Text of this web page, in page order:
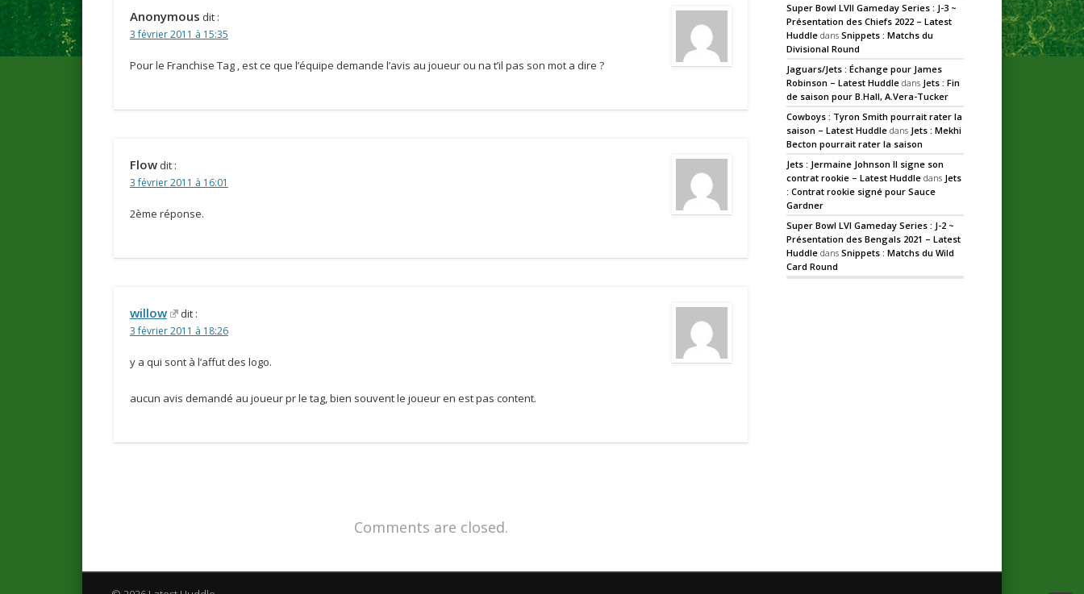
Anonymous dit :
3 février 2011 à 15:35
Pour le Franchise Tag , est ce que l’équipe demande l’avis au joueur ou na t’il pas son mot a dire ?
Flow dit :
3 février 2011 à 16:01
2ème réponse.
willow dit :
3 février 2011 à 18:26
y a qui sont à l’affut des logo.
aucun avis demandé au joueur pr le tag, bien souvent le joueur en est pas content.
Comments are closed.
Super Bowl LVII Gameday Series : J-3 ~
Présentation des Chiefs 2022 – Latest
Huddle dansSnippets : Matchs du
Divisional Round
Jaguars/Jets : Échange pour James
Robinson – Latest Huddle dans Jets : Fin
de saison pour B.Hall, A.Vera-Tucker
Cowboys : Tyron Smith pourrait rater la
saison – Latest Huddle dans Jets : Mekhi
Becton pourrait rater la saison
Jets : Jermaine Johnson II signe son
contrat rookie – Latest Huddle dans Jets
: Contrat rookie signé pour Sauce
Gardner
Super Bowl LVI Gameday Series : J-2 ~
Présentation des Bengals 2021 – Latest
Huddle dansSnippets : Matchs du Wild
Card Round